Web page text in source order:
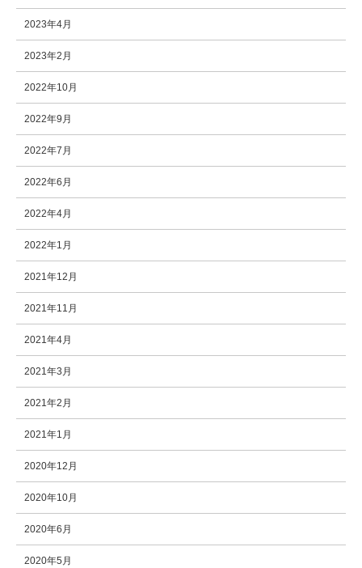
2023年4月
2023年2月
2022年10月
2022年9月
2022年7月
2022年6月
2022年4月
2022年1月
2021年12月
2021年11月
2021年4月
2021年3月
2021年2月
2021年1月
2020年12月
2020年10月
2020年6月
2020年5月